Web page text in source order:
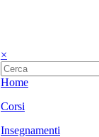
×
Home
Corsi
Insegnamenti